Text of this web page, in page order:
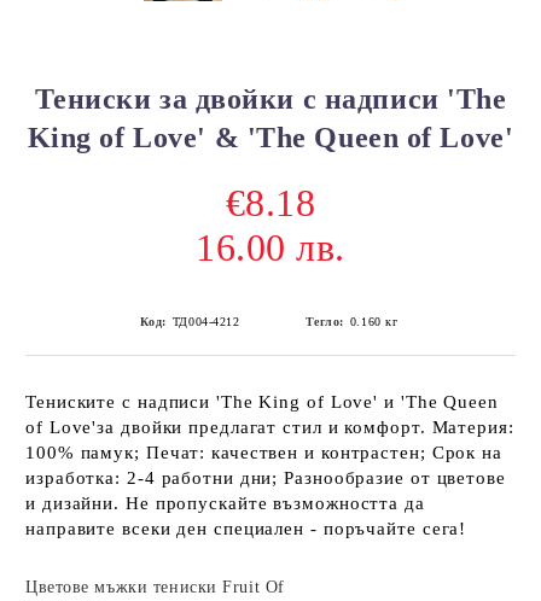
Тениски за двойки с надписи 'The
King of Love' & 'The Queen of Love'
€8.18
16.00 лв.
Код: ТД004-4212 Тегло: 0.160 кг
Тениските с надписи 'The King of Love' и 'The Queen
of Love'за двойки предлагат стил и комфорт. Материя:
100% памук; Печат: качествен и контрастен; Срок на
изработка: 2-4 работни дни; Разнообразие от цветове
и дизайни. Не пропускайте възможността да
направите всеки ден специален - поръчайте сега!
Цветове мъжки тениски Fruit Of